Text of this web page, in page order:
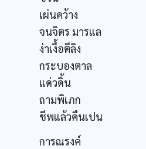
เผ่นคว้าง
จนจิตร มารแล
ง่าเงื้อตีลิง
กระบองตาล
แด่วดิ้น
ถามพิเภก
ชีพแล้วคืนเปน
การณรงค์